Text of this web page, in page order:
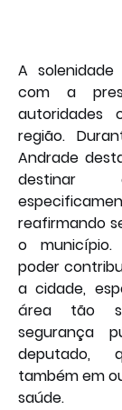
A
com a
autoridades
região.
Andrade
destinar
reafirmando
o
poder
a cidade,
área tão
segurança
deputado,
também em
saúde.